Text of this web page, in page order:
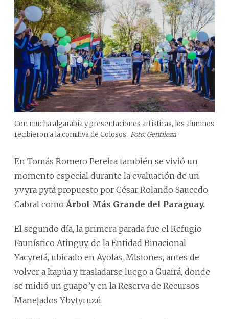
Con mucha algarabía y presentaciones artísticas, los alumnos
recibieron a la comitiva de Colosos. Foto: Gentileza
En Tomás Romero Pereira también se vivió un
momento especial durante la evaluación de un
yvyra pytã propuesto por César Rolando Saucedo
Cabral como Árbol Más Grande del Paraguay.
El segundo día, la primera parada fue el Refugio
Faunístico Atinguy, de la Entidad Binacional
Yacyretá, ubicado en Ayolas, Misiones, antes de
volver a Itapúa y trasladarse luego a Guairá, donde
se midió un guapo’y en la Reserva de Recursos
Manejados Ybytyruzú.